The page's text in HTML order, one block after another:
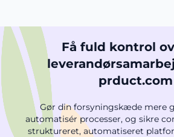
Få fuld kontrol
prduct.com
Gør din forsyningskæde mere
automatisér processer, og sikre
struktureret, automatiseret